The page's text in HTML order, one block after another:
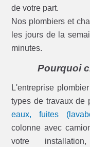
de votre part.
Nos plombiers et
les jours de la
minutes.
Pourquoi
L'entreprise
types de travaux de
eaux, fuites
colonne avec
votre